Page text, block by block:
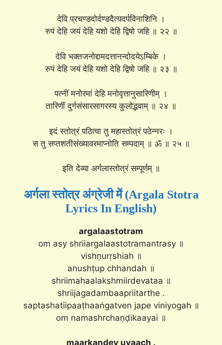
देवि प्रचण्डदोर्दण्डदैत्यदर्पविनाशिनि ।
रुपं देहि जयं देहि यशो देहि द्विषो जहि ॥ २२ ॥
देवि भक्तजनोद्दामदत्तानन्दोदयेऽम्बिके ।
रुपं देहि जयं देहि यशो देहि द्विषो जहि ॥ २३ ॥
पत्नीं मनोरमां देहि मनोवृत्तानुसारिणीम् ।
तारिणीं दुर्गसंसारसागरस्य कुलोद्भवाम् ॥ २४ ॥
इदं स्तोत्रं पठित्वा तु महास्तोत्रं पठेन्नरः ।
स तु सप्तशतीसंख्यावरमाप्नोति सम्पदाम् ॥ ॐ ॥ २५ ॥
इति देव्या अर्गलास्तोत्रं सम्पूर्णम् ॥
अर्गला स्तोत्र अंग्रेजी में (Argala Stotra
Lyrics In English)
argalaastotram
om asy shriiargalaastotramantrasy ॥
vishṇurṛshiah ॥
anushṭup chhandah ॥
shriimahaalakshmiirdevataa ॥
shriijagadambaapriitarthe .
saptashatiipaaṭhaaṅgatven jape viniyogah ॥
om namashrchaṇḍikaayai ॥
maarkaṇḍey uvaach .